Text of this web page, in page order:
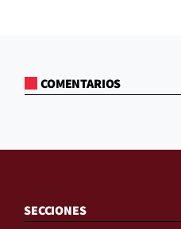
COMENTARIOS
SECCIONES